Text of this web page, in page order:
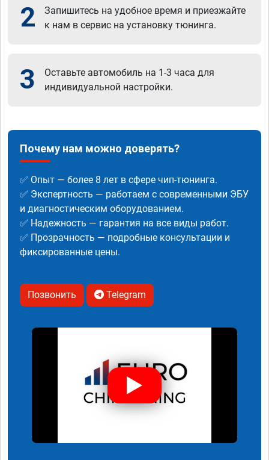
2
Запишитесь на удобное время и приезжайте
к нам в сервис на установку тюнинга.
3
Оставьте автомобиль на 1-3 часа для
индивидуальной настройки.
Почему нам можно доверять?
✅ Опыт — более 8 лет в сфере чип-тюнинга.
✅ Экспертность — работаем с современными ЭБУ
и диагностическим оборудованием.
✅ Надежность — гарантия на все виды работ.
✅ Прозрачность — подробные консультации и
фиксированные цены.
Позвонить Telegram